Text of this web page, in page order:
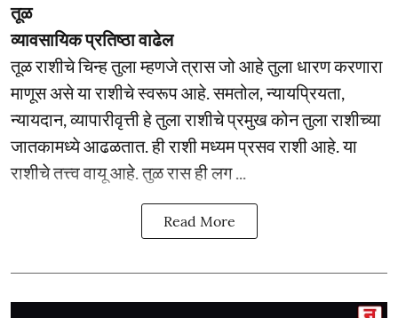
तूळ
व्यावसायिक प्रतिष्ठा वाढेल
तूळ राशीचे चिन्ह तुला म्हणजे त्रास जो आहे तुला धारण करणारा
माणूस असे या राशीचे स्वरूप आहे. समतोल, न्यायप्रियता,
न्यायदान, व्यापारीवृत्ती हे तुला राशीचे प्रमुख कोन तुला राशीच्या
जातकामध्ये आढळतात. ही राशी मध्यम प्रसव राशी आहे. या
राशीचे तत्त्व वायू आहे. तुळ रास ही लग ...
Read More